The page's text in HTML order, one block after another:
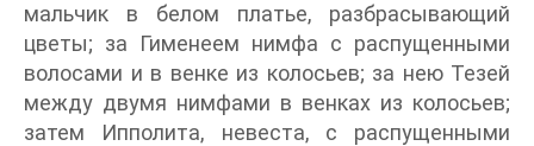
мальчик в белом платье, разбрасывающий
цветы; за Гименеем нимфа с распущенными
волосами и в венке из колосьев; за нею Тезей
между двумя нимфами в венках из колосьев;
затем Ипполита, невеста, с распущенными